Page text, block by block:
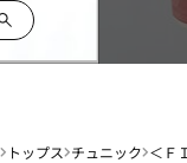
トップス チュニック ＜Ｆ